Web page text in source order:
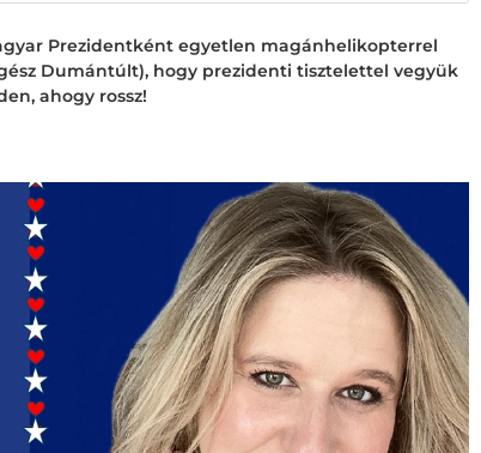
Prezidentként egyetlen magánhelikopterrel
Dumántúlt), hogy prezidenti tisztelettel vegyük
ahogy rossz!